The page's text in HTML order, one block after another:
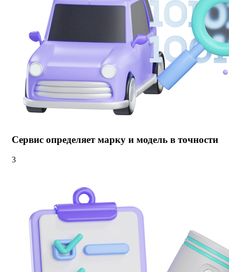
Сервис определяет марку и модель в точности
3